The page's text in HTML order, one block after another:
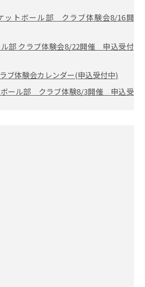
ットボール部 クラブ体験会8/16開
部 クラブ体験会8/22開催 申込受付
体験会カレンダー(申込受付中)
ボール部 クラブ体験8/3開催 申込受